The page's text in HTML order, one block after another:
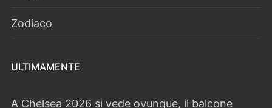
Zodiaco
ULTIMAMENTE
A Chelsea 2026 si vede ovunque, il balcone